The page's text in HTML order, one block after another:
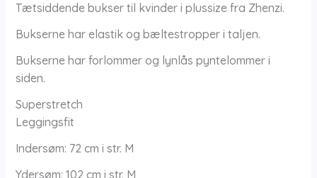
Tætsiddende bukser til kvinder i plussize fra Zhenzi.
Bukserne har elastik og bæltestropper i taljen.
Bukserne har forlommer og lynlås pyntelommer i
siden.
Superstretch
Leggingsfit
Indersøm: 72 cm i str. M
Ydersøm: 102 cm i str. M